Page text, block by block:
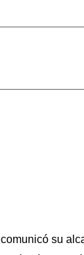
su